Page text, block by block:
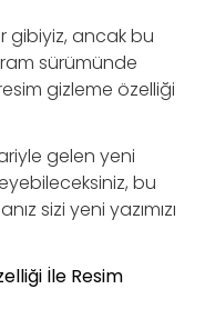
gibiyiz, ancak bu
sürümünde
gizleme özelliği
gelen yeni
bu
sizi yeni yazımızı
İle Resim